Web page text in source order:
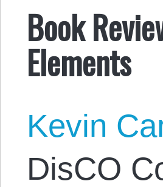
Book
Elements
Kevin
DisCO